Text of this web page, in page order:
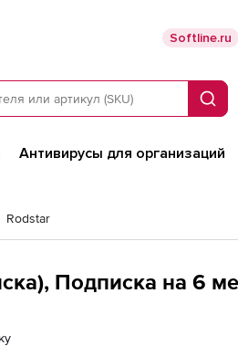
Softline.ru
Поиск
Антивирусы для организаций
Rodstar
Подписка на 6